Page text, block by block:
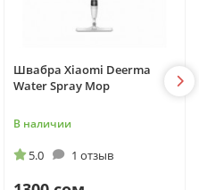
Швабра Xiaomi Deerma
Water Spray Mop
В наличии
5.0 1 отзыв